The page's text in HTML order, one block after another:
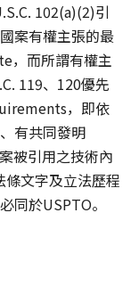
102(a)(2)引
案有權主張的最
，而所謂有權主
119、120優先
，即依
有共同發明
被引用之技術內
文字及立法歷程
同於USPTO。